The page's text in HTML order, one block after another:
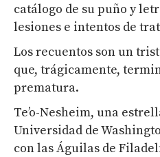
catálogo de su puño y
lesiones e intentos de
Los recuentos son un
que, trágicamente,
prematura.
Te’o-Nesheim, una
Universidad de
con las Águilas de